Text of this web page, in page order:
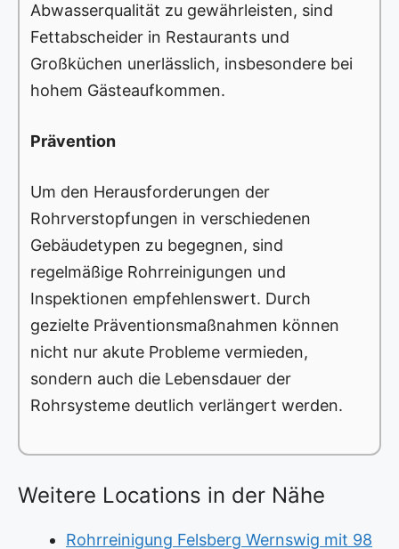
Abwasserqualität zu gewährleisten, sind
Fettabscheider in Restaurants und
Großküchen unerlässlich, insbesondere bei
hohem Gästeaufkommen.
Prävention
Um den Herausforderungen der
Rohrverstopfungen in verschiedenen
Gebäudetypen zu begegnen, sind
regelmäßige Rohrreinigungen und
Inspektionen empfehlenswert. Durch
gezielte Präventionsmaßnahmen können
nicht nur akute Probleme vermieden,
sondern auch die Lebensdauer der
Rohrsysteme deutlich verlängert werden.
Weitere Locations in der Nähe
Rohrreinigung Felsberg Wernswig mit 98